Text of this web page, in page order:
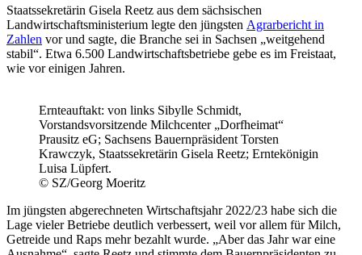
Staatssekretärin Gisela Reetz aus dem sächsischen
Landwirtschaftsministerium legte den jüngsten Agrarbericht in
Zahlen vor und sagte, die Branche sei in Sachsen „weitgehend
stabil“. Etwa 6.500 Landwirtschaftsbetriebe gebe es im Freistaat,
wie vor einigen Jahren.
Ernteauftakt: von links Sibylle Schmidt,
Vorstandsvorsitzende Milchcenter „Dorfheimat“
Prausitz eG; Sachsens Bauernpräsident Torsten
Krawczyk, Staatssekretärin Gisela Reetz; Erntekönigin
Luisa Lüpfert.
© SZ/Georg Moeritz
Im jüngsten abgerechneten Wirtschaftsjahr 2022/23 habe sich die
Lage vieler Betriebe deutlich verbessert, weil vor allem für Milch,
Getreide und Raps mehr bezahlt wurde. „Aber das Jahr war eine